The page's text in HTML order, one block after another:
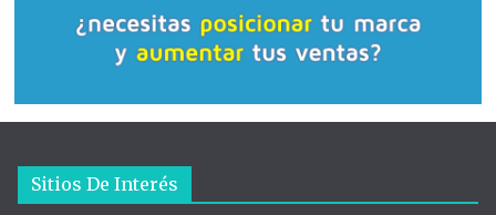
Sitios De Interés